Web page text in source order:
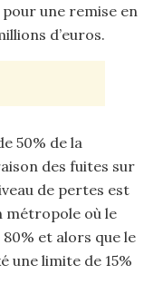
une remise en
d’euros.
50% de la
des fuites sur
de pertes est
métropole où le
et alors que le
une limite de 15%